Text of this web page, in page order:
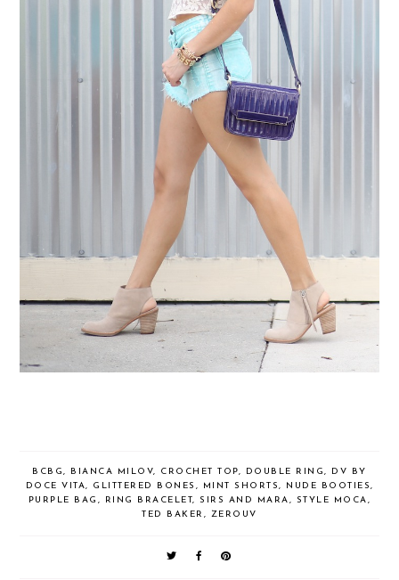
BCBG, BIANCA MILOV, CROCHET TOP, DOUBLE RING,
DV BY
DOCE VITA, GLITTERED BONES , MINT SHORTS, NUDE BOOTIES,
PURPLE BAG , RING BRACELET,SIRS AND MARA, STYLE MOCA,
TED BAKER , ZEROUV